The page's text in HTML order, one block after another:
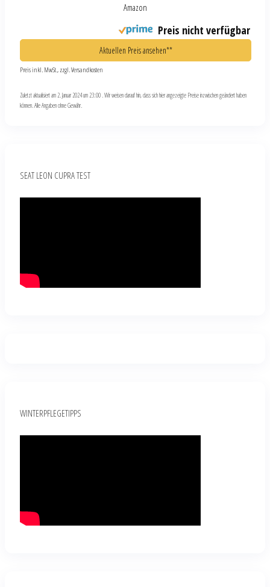
Amazon
Preis nicht verfügbar
Aktuellen Preis ansehen**
Preis inkl. MwSt., zzgl. Versandkosten
Zuletzt aktualisiert am 2. Januar 2024 um 23:00 . Wir weisen darauf hin, dass sich hier angezeigte Preise inzwischen geändert haben
können. Alle Angaben ohne Gewähr.
SEAT LEON CUPRA TEST
WINTERPFLEGETIPPS